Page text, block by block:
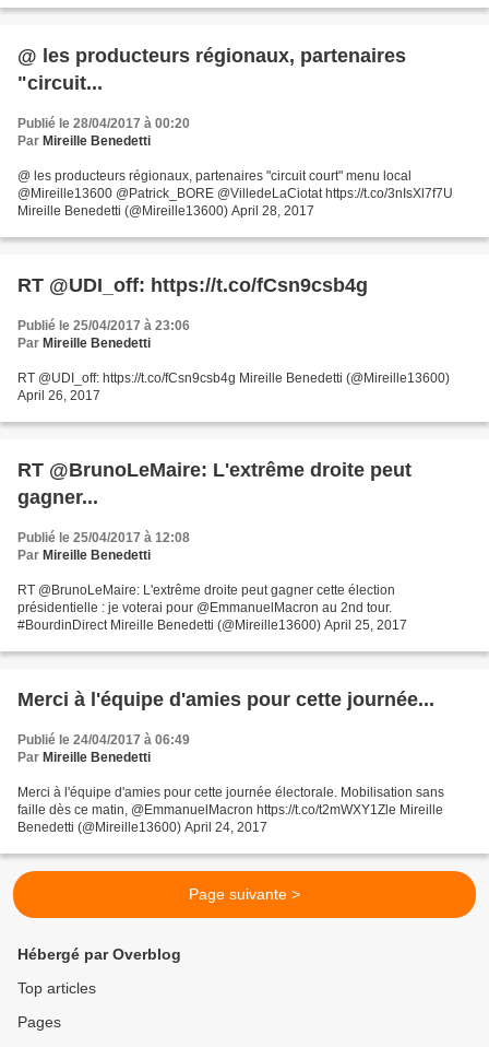
@ les producteurs régionaux, partenaires
"circuit...
Publié le 28/04/2017 à 00:20
Par Mireille Benedetti
@ les producteurs régionaux, partenaires "circuit court" menu local
@Mireille13600 @Patrick_BORE @VilledeLaCiotat https://t.co/3nIsXl7f7U
Mireille Benedetti (@Mireille13600) April 28, 2017
RT @UDI_off: https://t.co/fCsn9csb4g
Publié le 25/04/2017 à 23:06
Par Mireille Benedetti
RT @UDI_off: https://t.co/fCsn9csb4g Mireille Benedetti (@Mireille13600)
April 26, 2017
RT @BrunoLeMaire: L'extrême droite peut
gagner...
Publié le 25/04/2017 à 12:08
Par Mireille Benedetti
RT @BrunoLeMaire: L'extrême droite peut gagner cette élection
présidentielle : je voterai pour @EmmanuelMacron au 2nd tour.
#BourdinDirect Mireille Benedetti (@Mireille13600) April 25, 2017
Merci à l'équipe d'amies pour cette journée...
Publié le 24/04/2017 à 06:49
Par Mireille Benedetti
Merci à l'équipe d'amies pour cette journée électorale. Mobilisation sans
faille dès ce matin, @EmmanuelMacron https://t.co/t2mWXY1Zle Mireille
Benedetti (@Mireille13600) April 24, 2017
Page suivante >
Hébergé par Overblog
Top articles
Pages